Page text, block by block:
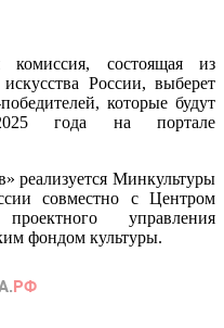
состоящая из
России, выберет
которые будут
года на портале
реализуется Минкультуры
совместно с Центром
управления
фондом культуры.